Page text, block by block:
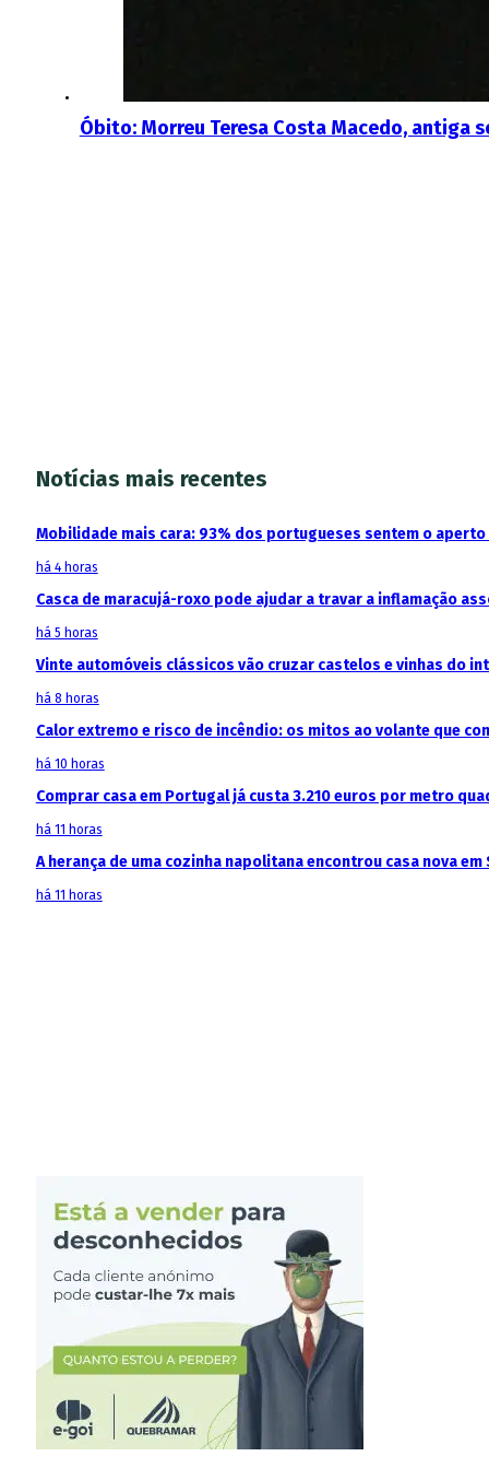
Óbito: Morreu Teresa Costa Macedo, antiga
Notícias mais recentes
Mobilidade mais cara: 93% dos portugueses sentem o
há 4 horas
Casca de maracujá-roxo pode ajudar a travar a inflamação
há 5 horas
Vinte automóveis clássicos vão cruzar castelos e vinhas do
há 8 horas
Calor extremo e risco de incêndio: os mitos ao volante que
há 10 horas
Comprar casa em Portugal já custa 3.210 euros por metro
há 11 horas
A herança de uma cozinha napolitana encontrou casa nova em
há 11 horas